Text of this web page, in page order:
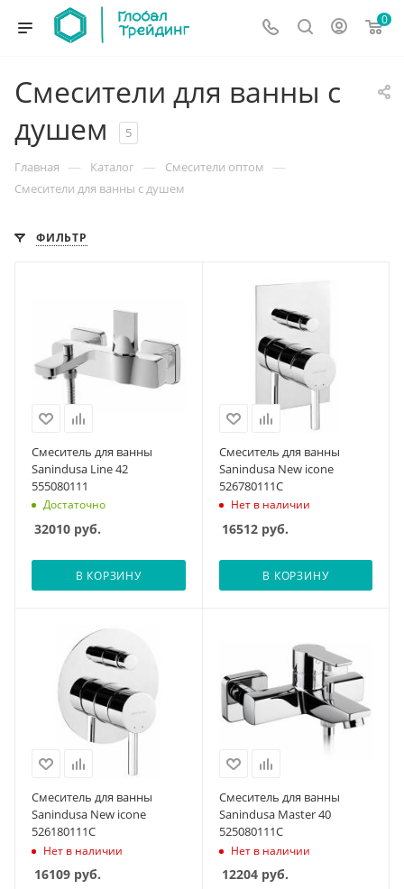
0
Смесители для ванны с
душем
5
Главная — Каталог — Смесители оптом —
Смесители для ванны с душем
ФИЛЬТР
Смеситель для ванны
Sanindusa Line 42
555080111
Достаточно
32010 руб.
В КОРЗИНУ
Смеситель для ванны
Sanindusa New icone
526780111C
Нет в наличии
16512руб.
В КОРЗИНУ
Смеситель для ванны
Sanindusa New icone
526180111C
Нет в наличии
16109 руб.
Смеситель для ванны
Sanindusa Master 40
525080111C
Нет в наличии
12204руб.